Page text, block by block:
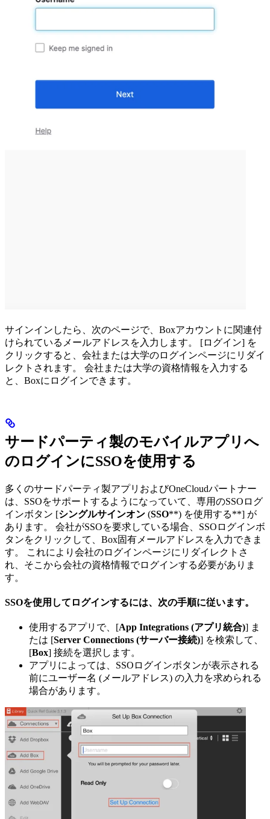
サインインしたら、次のページで、Boxアカウントに関連付
けられているメールアドレスを入力します。 [ログイン] を
クリックすると、会社または大学のログインページにリダイ
レクトされます。 会社または大学の資格情報を入力する
と、Boxにログインできます。
サードパーティ製のモバイルアプリへ
のログインにSSOを使用する
多くのサードパーティ製アプリおよびOneCloudパートナー
は、SSOをサポートするようになっていて、専用のSSOログ
インボタン [シングルサインオン (SSO**) を使用する**] が
あります。 会社がSSOを要求している場合、SSOログインボ
タンをクリックして、Box固有メールアドレスを入力できま
す。 これにより会社のログインページにリダイレクトさ
れ、そこから会社の資格情報でログインする必要がありま
す。
SSOを使用してログインするには、次の手順に従います。
使用するアプリで、[App Integrations (アプリ統合)] ま
たは [Server Connections (サーバー接続)] を検索して、
[Box] 接続を選択します。
アプリによっては、SSOログインボタンが表示される
前にユーザー名 (メールアドレス) の入力を求められる
場合があります。